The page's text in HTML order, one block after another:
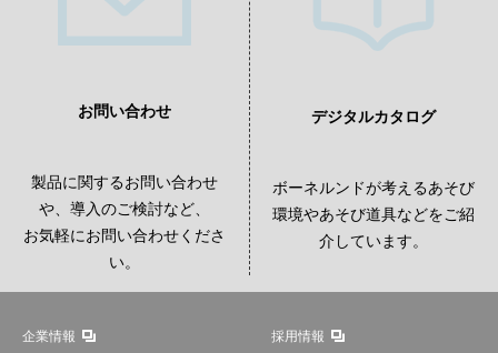
お問い合わせ
製品に関するお問い合わせ
や、導入のご検討など、
お気軽にお問い合わせくださ
い。
デジタルカタログ
ボーネルンドが考えるあそび
環境やあそび道具などをご紹
介しています。
企業情報 採用情報